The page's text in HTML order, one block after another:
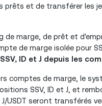
prêts et de transférer les
de marge, de prêt et
de marge isolée pour
ID et J depuis les
comptes de marge, le
SSV, ID et J, et
USDT seront transférés